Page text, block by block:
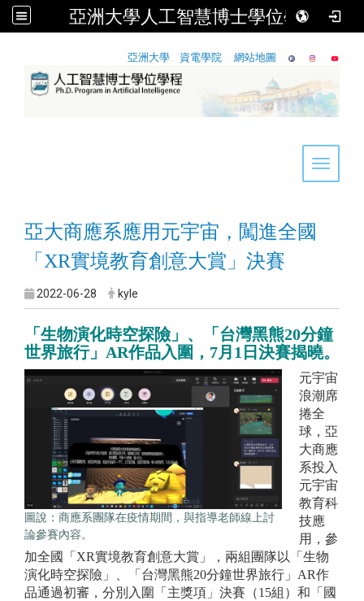
亞洲大學人工智慧博士學位學程
亞洲大學 資電學院 網站地圖
Toggle
亞大商應系應用元宇宙，闖進全國
「XR實境教育創意大賞」決賽
2022-06-28 kyle
「生物演化時空探險」、「台灣黑熊20分鐘
世界旅行」AR作品入圍，7月1日決賽揭曉。
圖說：商應系團隊在疫情期間，與指導老師線上討
論參賽內容。
元宇宙
浪潮席
捲全
球，亞
大商應
系投入
元宇宙
教育科
技應
用，參
加全國「XR實境教育創意大賞」，兩組團隊以「生物
演化時空探險」、「台灣黑熊20分鐘世界旅行」AR作
品通過初審，分別入圍「主獎項」決賽（15組）和「國